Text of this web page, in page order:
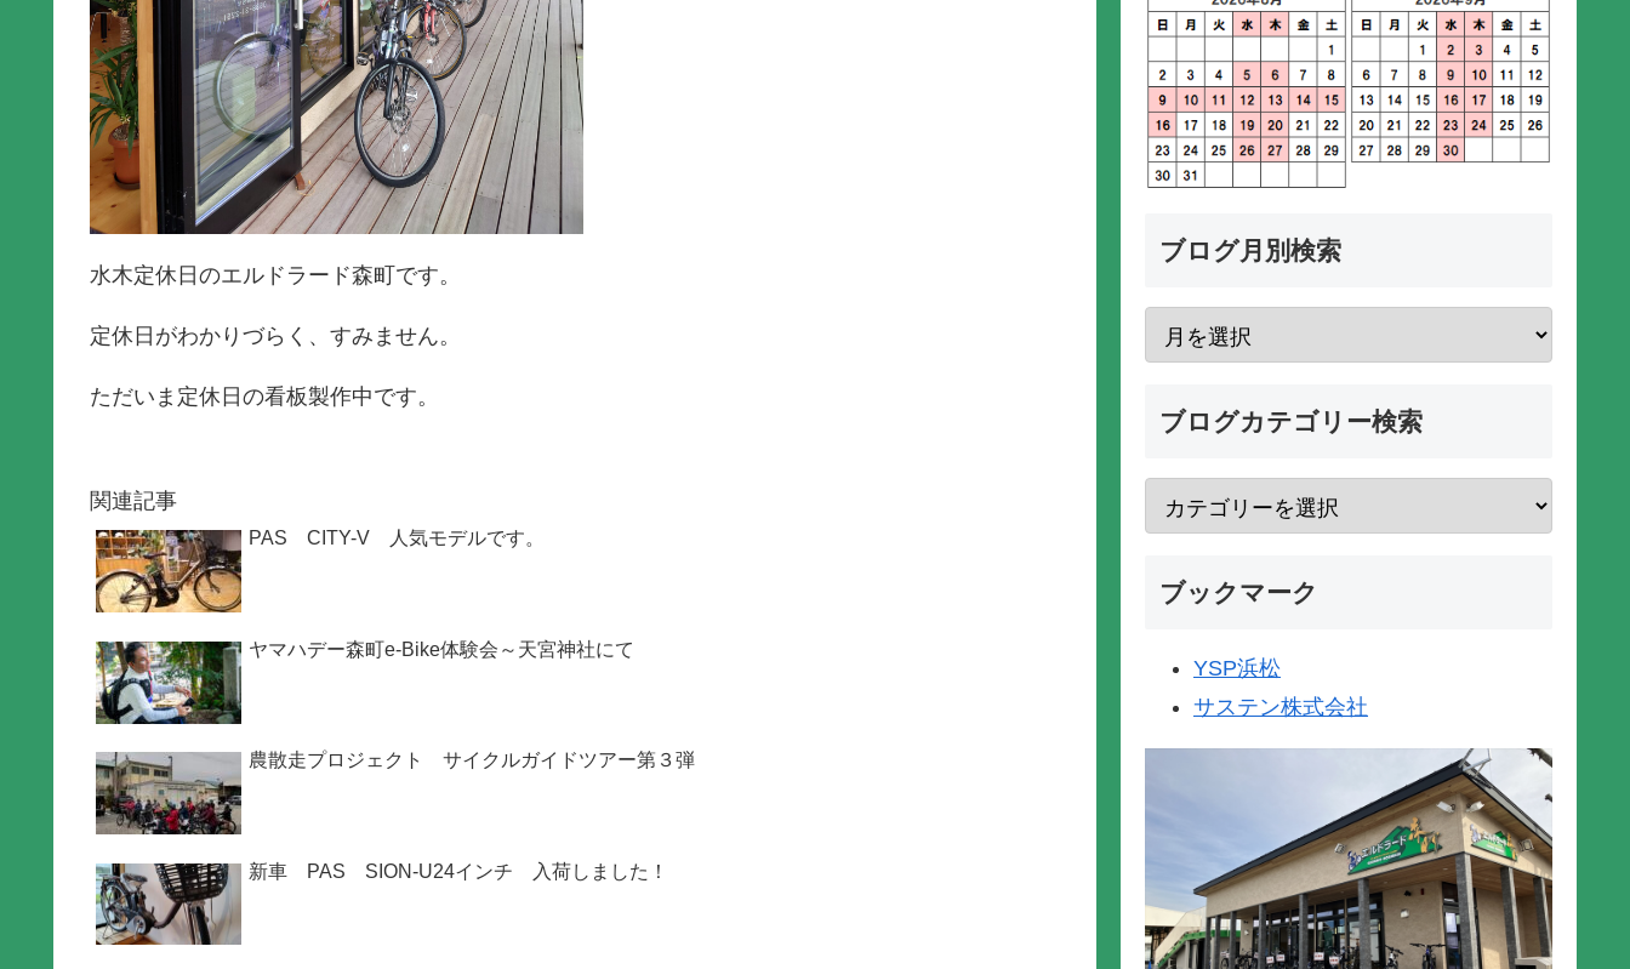
水木定休日のエルドラード森町です。
定休日がわかりづらく、すみません。
ただいま定休日の看板製作中です。
関連記事
PAS CITY-V 人気モデルです。
ヤマハデー森町e-Bike体験会～天宮神社にて
農散走プロジェクト サイクルガイドツアー第３弾
新車 PAS SION-U24インチ 入荷しました！
ブログ月別検索
ブログカテゴリー検索
ブックマーク
YSP浜松
サステン株式会社